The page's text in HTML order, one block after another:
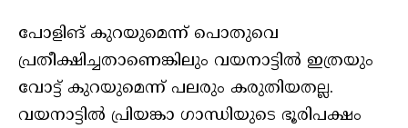
പോളിങ് കുറയുമെന്ന് പൊതുവെ
പ്രതീക്ഷിച്ചതാണെങ്കിലും വയനാട്ടിൽ ഇത്രയും
വോട്ട് കുറയുമെന്ന് പലരും കരുതിയതല്ല.
വയനാട്ടിൽ പ്രിയങ്കാ ഗാന്ധിയുടെ ഭൂരിപക്ഷം